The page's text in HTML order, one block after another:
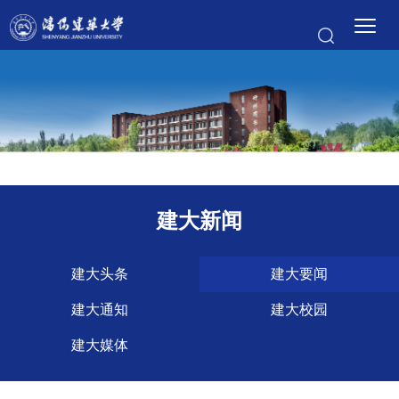
建大新闻
建大头条 建大要闻
建大通知 建大校园
建大媒体